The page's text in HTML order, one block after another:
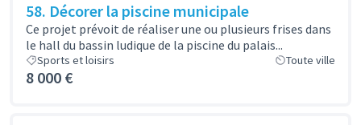
58. Décorer la piscine municipale
Ce projet prévoit de réaliser une ou plusieurs frises dans
le hall du bassin ludique de la piscine du palais...
Sports et loisirs Toute ville
8 000 €